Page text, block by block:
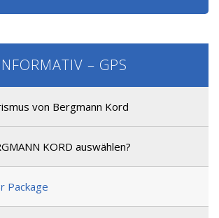
– GPS
von Bergmann Kord
KORD auswählen?
Package